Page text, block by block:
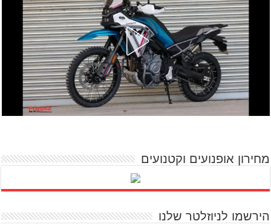
מחירון אופנועים וקטנועים
הירשמו לניוזלטר שלנו